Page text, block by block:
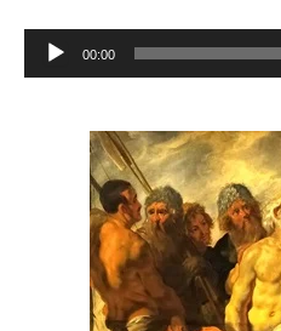
Audio-
00:00